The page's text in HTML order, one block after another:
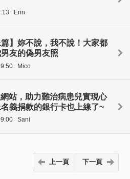
Erin
篇】妳不說，我不說！大家都
友的偽男友照
Mico
站，助力難治病患兒實現心
義捐款的銀行卡也上線了~
Sani
上一頁 下一頁